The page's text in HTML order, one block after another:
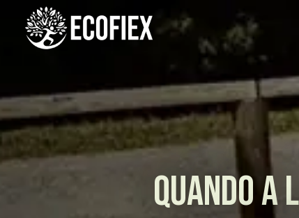
QUANDO A